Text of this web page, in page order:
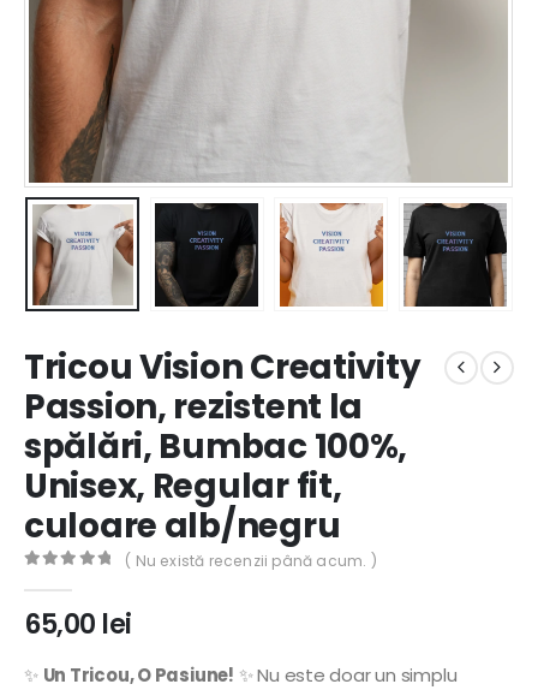
Tricou Vision Creativity
Passion, rezistent la
spălări, Bumbac 100%,
Unisex, Regular fit,
culoare alb/negru
( Nu există recenzii până acum. )
65,00 lei
✨ Un Tricou, O Pasiune! ✨ Nu este doar un simplu